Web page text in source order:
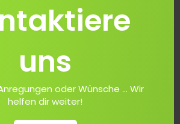
uns
oder Wünsche ... Wir
helfen dir weiter!